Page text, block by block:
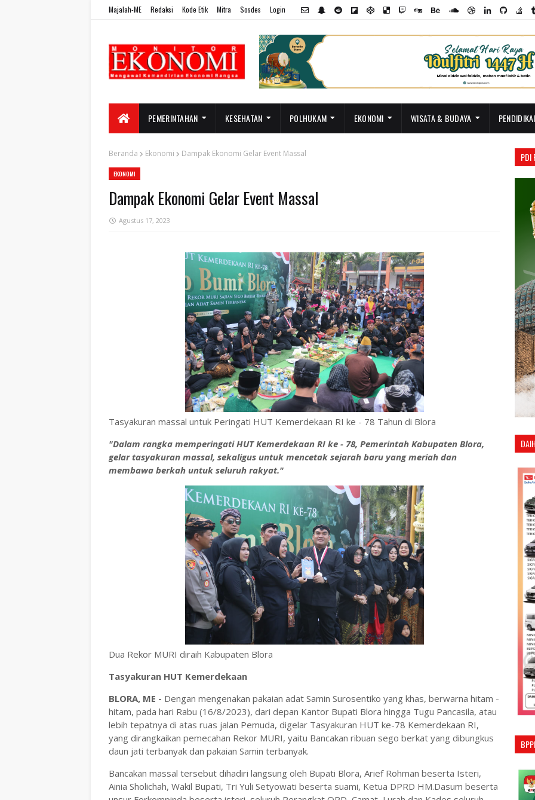
Majalah-ME Redaksi Kode Etik Mitra Sosdes Login
PEMERINTAHAN KESEHATAN POLHUKAM EKONOMI WISATA & BUDAYA
Beranda Ekonomi Dampak Ekonomi Gelar Event Massal
EKONOMI
Dampak Ekonomi Gelar Event Massal
Agustus 17, 2023
Tasyakuran massal untuk Peringati HUT Kemerdekaan RI ke - 78 Tahun di Blora
"Dalam rangka memperingati HUT Kemerdekaan RI ke - 78, Pemerintah Kabupaten Blora,
gelar tasyakuran massal, sekaligus untuk mencetak sejarah baru yang meriah dan
membawa berkah untuk seluruh rakyat."
Dua Rekor MURI diraih Kabupaten Blora
Tasyakuran HUT Kemerdekaan
BLORA, ME - Dengan mengenakan pakaian adat Samin Surosentiko yang khas, berwarna hitam -
hitam, pada hari Rabu (16/8/2023), dari depan Kantor Bupati Blora hingga Tugu Pancasila, atau
lebih tepatnya di atas ruas jalan Pemuda, digelar Tasyakuran HUT ke-78 Kemerdekaan RI,
yang dirangkaikan pemecahan Rekor MURI, yaitu Bancakan ribuan sego berkat yang dibungkus
daun jati terbanyak dan pakaian Samin terbanyak.
Bancakan massal tersebut dihadiri langsung oleh Bupati Blora, Arief Rohman beserta Isteri,
Ainia Sholichah, Wakil Bupati, Tri Yuli Setyowati beserta suami, Ketua DPRD HM.Dasum beserta
PDI